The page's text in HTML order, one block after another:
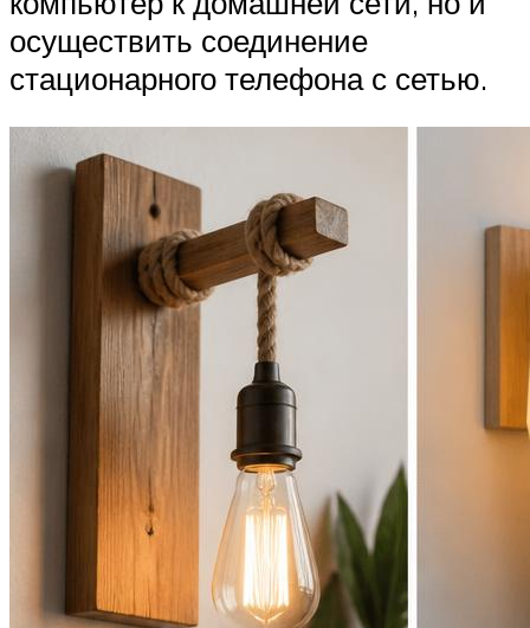
осуществить соединение
стационарного телефона с сетью.